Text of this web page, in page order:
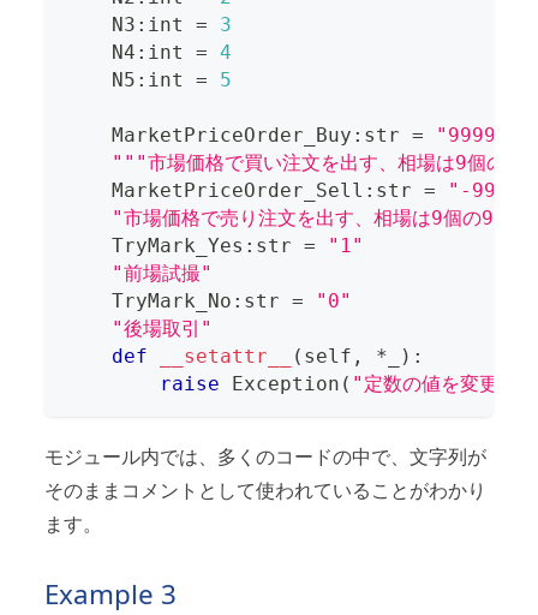
    N3
: int =
3
    N4
: int =
4
    N5
: int = 5
    MarketPriceOrder_Buy
: str =
"""市場価格で買い注文を出す、相場は9個の9
    MarketPriceOrder_Sell
: str =
"-
"市場価格で売り注文を出す、相場は9個の9で
    TryMark_Yes
: str =
"1"
"前場試撮"
    TryMark_No
: str =
"0"
"後場取引"
def
__setattr__ ( self , * ) :
raise Exception ( "定数の値を変更し
モジュール内では、多くのコードの中で、文字列が
そのままコメントとして使われていることがわかり
ます。
Example 3